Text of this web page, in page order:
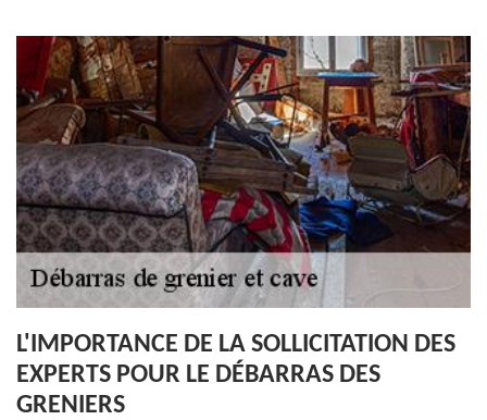
L'IMPORTANCE DE LA SOLLICITATION DES
EXPERTS POUR LE DÉBARRAS DES
GRENIERS